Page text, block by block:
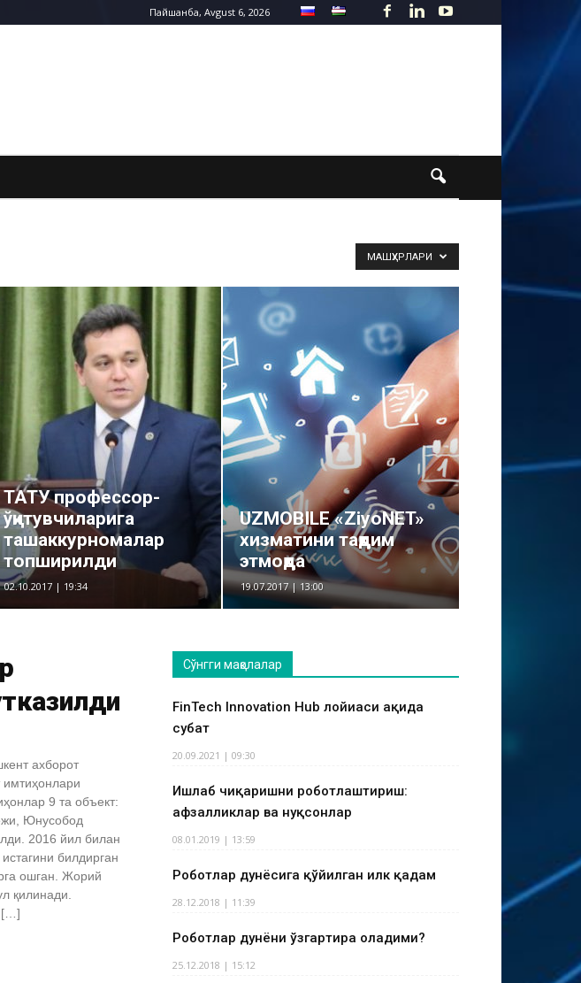
Пайшанба, Avgust 6, 2026
МАШҲУРЛАРИ
ТАТУ профессор-
ўқитувчиларига
ташаккурномалар
топширилди
02.10.2017 | 19:34
UZMOBILE «ZiyoNET»
хизматини тақдим
этмоқда
19.07.2017 | 13:00
ахборот
имтиҳонлари
9 та объект:
Юнусобод
2016 йил билан
билдирган
ошган. Жорий
қилинади.
[…]
Сўнгги мақолалар
FinTech Innovation Hub лойиҳаси ҳақида
суҳбат
20.09.2021 | 09:30
Ишлаб чиқаришни роботлаштириш:
афзалликлар ва нуқсонлар
08.01.2019 | 13:59
Роботлар дунёсига қўйилган илк қадам
28.12.2018 | 11:39
Роботлар дунёни ўзгартира оладими?
25.12.2018 | 15:12